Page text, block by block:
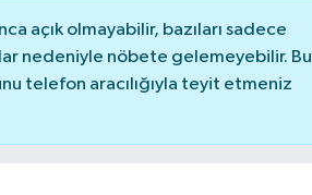
açık olmayabilir, bazıları sadece
nedeniyle nöbete gelemeyebilir. Bu
telefon aracılığıyla teyit etmeniz